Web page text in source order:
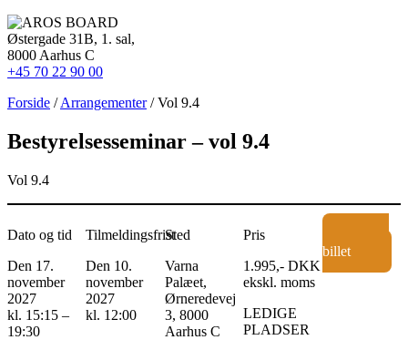
Østergade 31B, 1. sal,
8000 Aarhus C
+45 70 22 90 00
Forside /Arrangementer/ Vol 9.4
Bestyrelsesseminar – vol 9.4
Vol 9.4
Dato og tid
Den 17.
november
2027
kl. 15:15 –
19:30
Tilmeldingsfrist
Den 10.
november
2027
kl. 12:00
Sted
Varna
Palæet,
Ørneredevej
3, 8000
Aarhus C
Pris
1.995,- DKK
ekskl. moms
LEDIGE
PLADSER
billet